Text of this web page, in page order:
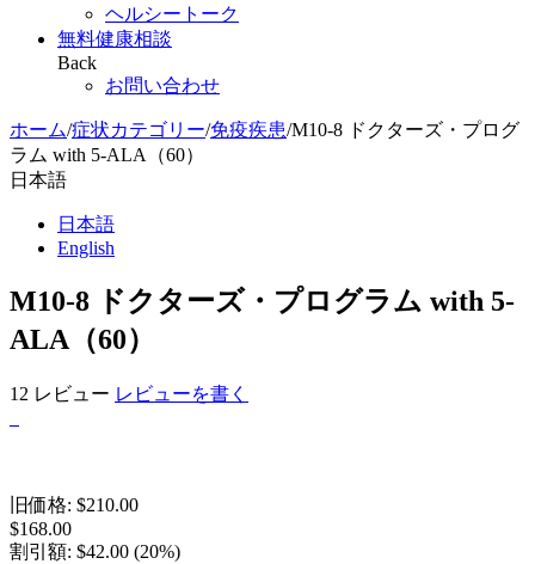
ヘルシートーク
無料健康相談
Back
お問い合わせ
ホーム/症状カテゴリー/免疫疾患/M10-8 ドクターズ・プログ
ラム with 5-ALA（60）
日本語
日本語
English
M10-8 ドクターズ・プログラム with 5-
ALA（60）
12 レビュー レビューを書く
旧価格: $210.00
$168.00
割引額: $42.00 (20%)